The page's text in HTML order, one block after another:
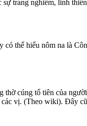
trang nghiêm, linh
thể hiểu nôm na là
cúng tổ tiên của
vị. (Theo wiki). Đây